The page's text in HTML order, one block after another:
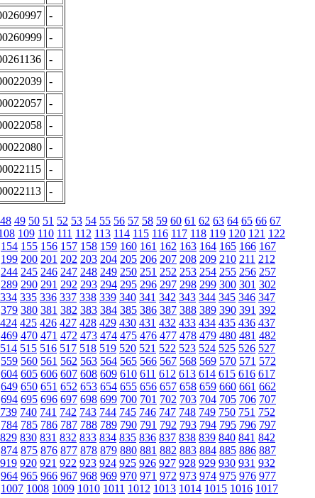
-
-
-
-
-
-
-
-
-
48 49 50 51 52 53 54 55 56 57 58 59 60 61 62 63 64 65 66 67
109 110 111 112 113 114 115 116 117 118 119 120 121 122
154 155 156 157 158 159 160 161 162 163 164 165 166 167
199 200 201 202 203 204 205 206 207 208 209 210 211 212
244 245 246 247 248 249 250 251 252 253 254 255 256 257
289 290 291 292 293 294 295 296 297 298 299 300 301 302
334 335 336 337 338 339 340 341 342 343 344 345 346 347
379 380 381 382 383 384 385 386 387 388 389 390 391 392
424 425 426 427 428 429 430 431 432 433 434 435 436 437
469 470 471 472 473 474 475 476 477 478 479 480 481 482
514 515 516 517 518 519 520 521 522 523 524 525 526 527
559 560 561 562 563 564 565 566 567 568 569 570 571 572
604 605 606 607 608 609 610 611 612 613 614 615 616 617
649 650 651 652 653 654 655 656 657 658 659 660 661 662
694 695 696 697 698 699 700 701 702 703 704 705 706 707
739 740 741 742 743 744 745 746 747 748 749 750 751 752
784 785 786 787 788 789 790 791 792 793 794 795 796 797
829 830 831 832 833 834 835 836 837 838 839 840 841 842
874 875 876 877 878 879 880 881 882 883 884 885 886 887
919 920 921 922 923 924 925 926 927 928 929 930 931 932
964 965 966 967 968 969 970 971 972 973 974 975 976 977
1007 1008 1009 1010 1011 1012 1013 1014 1015 1016 1017